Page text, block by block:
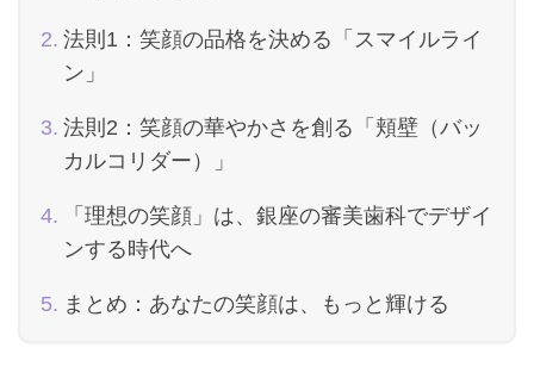
法則1：笑顔の品格を決める「スマイルライ
ン」
法則2：笑顔の華やかさを創る「頬壁（バッ
カルコリダー）」
「理想の笑顔」は、銀座の審美歯科でデザイ
ンする時代へ
まとめ：あなたの笑顔は、もっと輝ける